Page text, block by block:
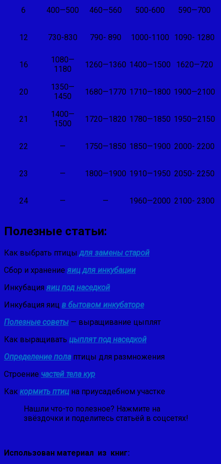
6 400—500 460—560 500-600 590—700
12 730-830 790- 890 1000-1100 1090- 1280
16
1080—
1180
1260—1360 1400—1500 1620—720
20
1350—
1450
1680—1770 1710—1800 1900—2100
21
1400—
1500
1720—1820 1780—1850 1950—2150
22 — 1750—1850 1850—1900 2000- 2200
23 — 1800—1900 1910—1950 2050- 2250
24 — — 1960—2000 2100- 2300
Полезные статьи:
Как выбрать птицы для замены старой
Сбор и хранениеяиц для инкубации
Инкубацияяиц под наседкой
Инкубация яиц в бытовом инкубаторе
Полезные советы — выращивание цыплят
Как выращивать цыплят под наседкой
Определение пола птицы для размножения
Строение частей тела кур
Как кормить птиц на приусадебном участке
Нашли что-то полезное? Нажмите на
звёздочки и поделитесь статьёй в соцсетях!
Использован материал из книг: